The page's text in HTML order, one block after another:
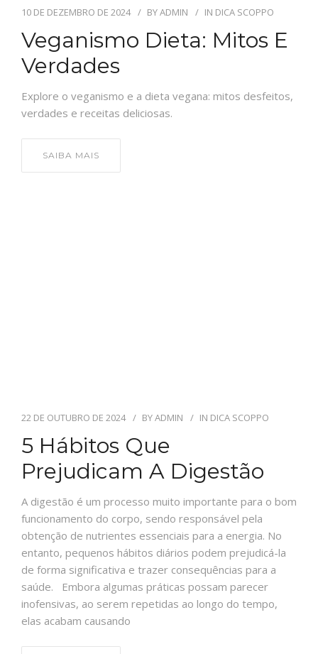
10 DE DEZEMBRO DE 2024 BYADMIN IN DICA SCOPPO
Veganismo Dieta: Mitos E
Verdades
Explore o veganismo e a dieta vegana: mitos desfeitos,
verdades e receitas deliciosas.
SAIBA MAIS
22 DE OUTUBRO DE 2024 BYADMIN IN DICA SCOPPO
5 Hábitos Que
Prejudicam A Digestão
A digestão é um processo muito importante para o bom
funcionamento do corpo, sendo responsável pela
obtenção de nutrientes essenciais para a energia. No
entanto, pequenos hábitos diários podem prejudicá-la
de forma significativa e trazer consequências para a
saúde. Embora algumas práticas possam parecer
inofensivas, ao serem repetidas ao longo do tempo,
elas acabam causando